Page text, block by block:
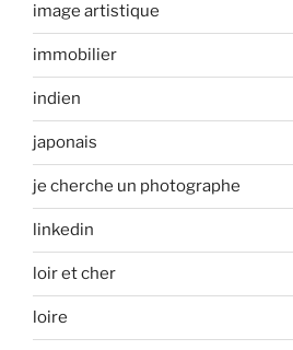
image artistique
immobilier
indien
japonais
je cherche un photographe
linkedin
loir et cher
loire